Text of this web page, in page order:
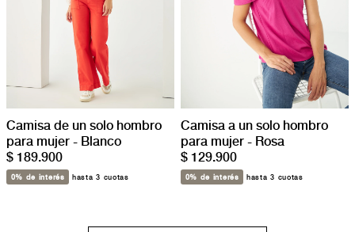
Camisa de un solo hombro
para mujer - Blanco
$ 189.900
0% de interés hasta 3 cuotas
Camisa a un solo hombro
para mujer - Rosa
$ 129.900
0% de interés hasta 3 cuotas